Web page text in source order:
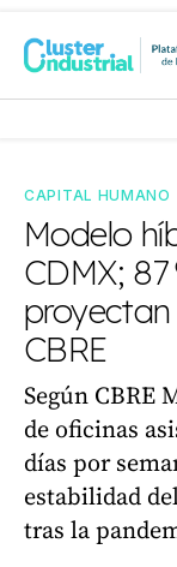
CAPITAL HUMANO
Modelo
CDMX;
CBRE
Según CBRE
de oficinas
días por
estabilidad
tras la